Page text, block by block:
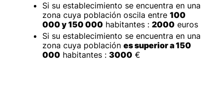
Si su establecimiento se encuentra en una
zona cuya población oscila entre 100
000 y 150 000 habitantes : 2000 euros
Si su establecimiento se encuentra en una
zona cuya población es superior a 150
000 habitantes : 3000 €